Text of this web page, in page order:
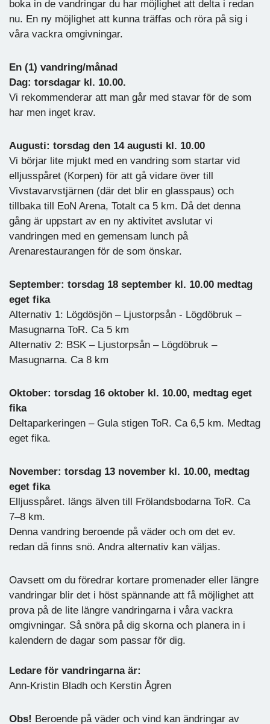
boka in de vandringar du har möjlighet att delta i redan
nu. En ny möjlighet att kunna träffas och röra på sig i
våra vackra omgivningar.
En (1) vandring/månad
Dag: torsdagar kl. 10.00.
Vi rekommenderar att man går med stavar för de som
har men inget krav.
Augusti: torsdag den 14 augusti kl. 10.00
Vi börjar lite mjukt med en vandring som startar vid
elljusspåret (Korpen) för att gå vidare över till
Vivstavarvstjärnen (där det blir en glasspaus) och
tillbaka till EoN Arena, Totalt ca 5 km. Då det denna
gång är uppstart av en ny aktivitet avslutar vi
vandringen med en gemensam lunch på
Arenarestaurangen för de som önskar.
September: torsdag 18 september kl. 10.00 medtag
eget fika
Alternativ 1: Lögdösjön – Ljustorpsån - Lögdöbruk –
Masugnarna ToR. Ca 5 km
Alternativ 2: BSK – Ljustorpsån – Lögdöbruk –
Masugnarna. Ca 8 km
Oktober: torsdag 16 oktober kl. 10.00, medtag eget
fika
Deltaparkeringen – Gula stigen ToR. Ca 6,5 km. Medtag
eget fika.
November: torsdag 13 november kl. 10.00, medtag
eget fika
Elljusspåret. längs älven till Frölandsbodarna ToR. Ca
7–8 km.
Denna vandring beroende på väder och om det ev.
redan då finns snö. Andra alternativ kan väljas.
Oavsett om du föredrar kortare promenader eller längre
vandringar blir det i höst spännande att få möjlighet att
prova på de lite längre vandringarna i våra vackra
omgivningar. Så snöra på dig skorna och planera in i
kalendern de dagar som passar för dig.
Ledare för vandringarna är:
Ann-Kristin Bladh och Kerstin Ågren
Obs! Beroende på väder och vind kan ändringar av